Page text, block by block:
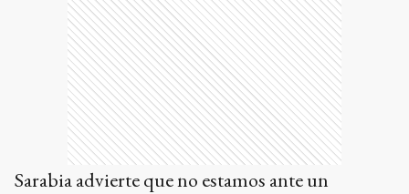
Sarabia advierte que no estamos ante un